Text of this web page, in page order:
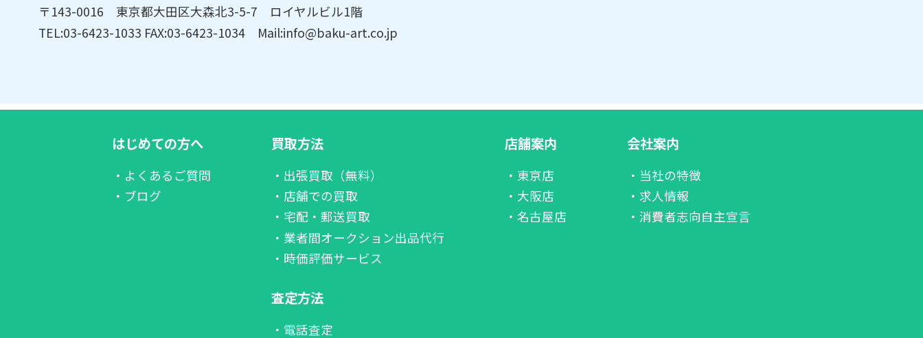
〒143-0016 東京都大田区大森北3-5-7 ロイヤルビル1階
TEL:03-6423-1033 FAX:03-6423-1034 Mail:info@baku-art.co.jp
はじめての方へ
・よくあるご質問
・ブログ
買取方法
・出張買取（無料）
・店舗での買取
・宅配・郵送買取
・業者間オークション出品代行
・時価評価サービス
査定方法
・電話査定
店舗案内
・東京店
・大阪店
・名古屋店
会社案内
・当社の特徴
・求人情報
・消費者志向自主宣言